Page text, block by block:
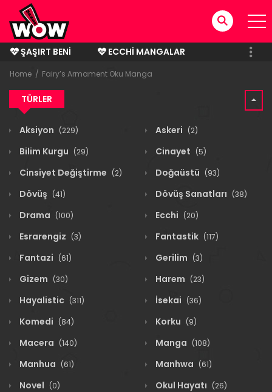
ŞAŞIRT BENI
ECCHI MANGALAR
BITMIŞ MANGALAR
Home Fairy’s Armament Oku Manga
TÜRLER
Aksiyon (229) Askeri (2)
Bilim Kurgu (29) Cinayet (5)
Cinsiyet Değiştirme (2) Doğaüstü (93)
Dövüş (41) Dövüş Sanatları (38)
Drama (100) Ecchi (20)
Esrarengiz (3) Fantastik (117)
Fantazi (61) Gerilim (3)
Gizem (30) Harem (23)
Hayalistic (311) İsekai (36)
Komedi (84) Korku (9)
Macera (140) Manga (108)
Manhua (61) Manhwa (61)
Novel (0) Okul Hayatı (26)